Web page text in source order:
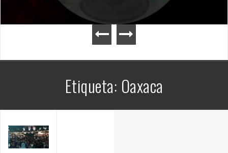
Etiqueta: Oaxaca